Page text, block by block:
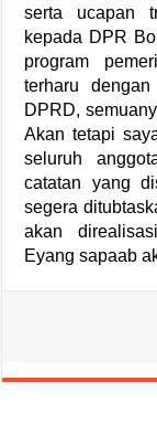
serta ucapan
kepada DPR
program
terharu
DPRD,
Akan tetapi
seluruh
catatan yang
segera
akan
Eyang sapaab